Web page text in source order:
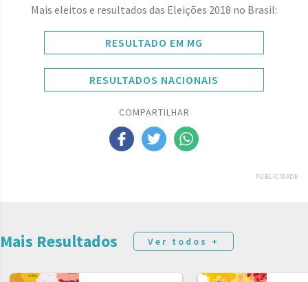
Mais eleitos e resultados das Eleições 2018 no Brasil:
RESULTADO EM MG
RESULTADOS NACIONAIS
COMPARTILHAR
PUBLICIDADE
Mais Resultados Ver todos +